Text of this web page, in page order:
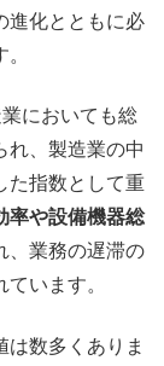
進化とともに必
においても総
れ、製造業の中
た指数として重
率や設備機器総
、業務の遅滞の
います。
数多くありま